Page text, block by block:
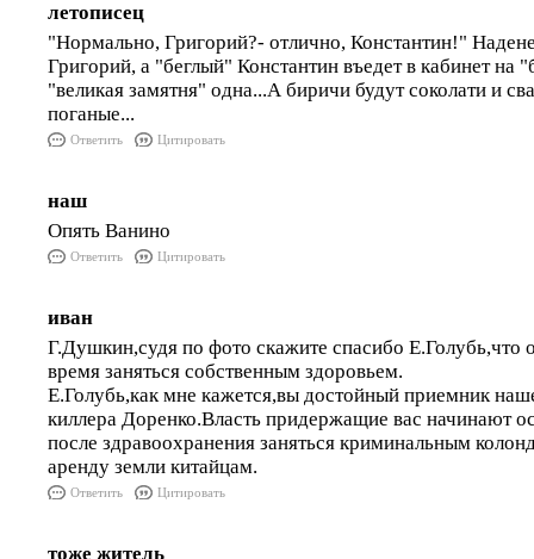
летописец
"Нормально, Григорий?- отлично, Константин!"
Григорий, а "беглый" Константин въедет в кабинет на
"великая замятня" одна...А биричи будут соколати и
поганые...
Ответить Цитировать
наш
Опять Ванино
Ответить Цитировать
иван
Г.Душкин,судя по фото скажите спасибо Е.Голубь,что
время заняться собственным здоровьем.
Е.Голубь,как мне кажется,вы достойный приемник
киллера Доренко.Власть придержащие вас начинают
после здравоохранения заняться криминальным
аренду земли китайцам.
Ответить Цитировать
тоже житель